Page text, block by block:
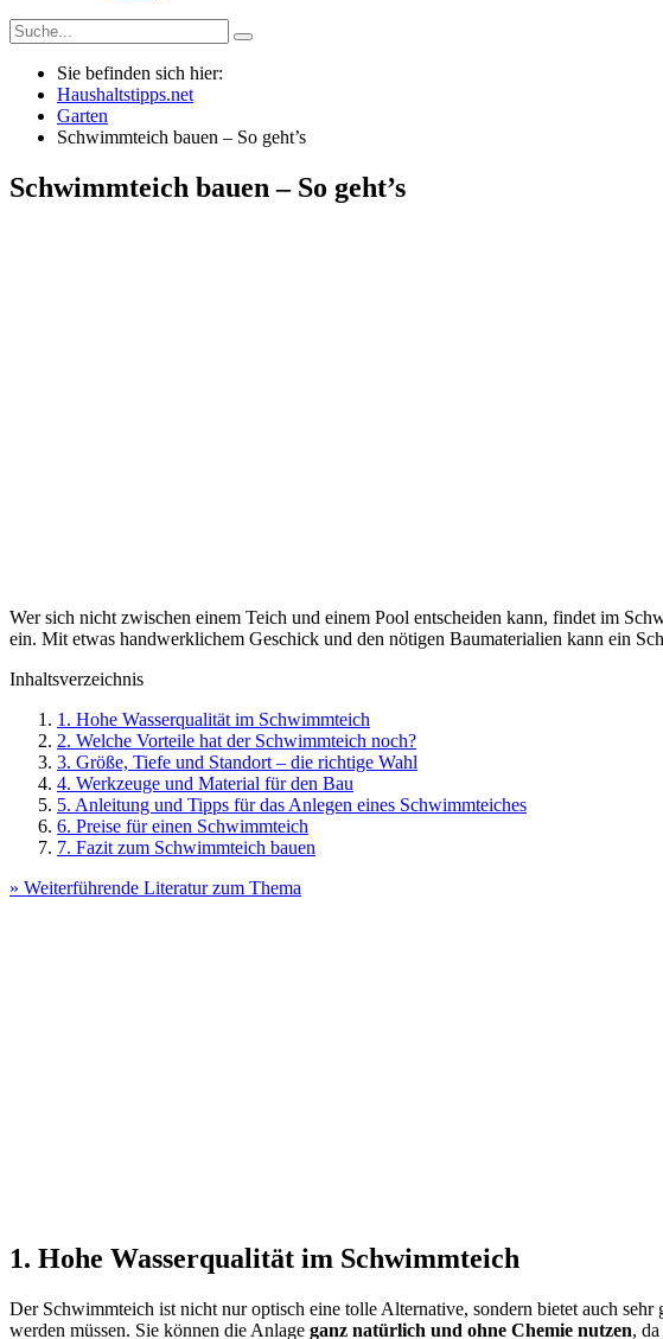
Sie befinden sich hier:
Haushaltstipps.net
Garten
Schwimmteich bauen – So geht’s
Schwimmteich bauen – So geht’s
Wer sich nicht zwischen einem Teich und einem Pool entscheiden kann, findet im
ein. Mit etwas handwerklichem Geschick und den nötigen Baumaterialien kann ein
Inhaltsverzeichnis
1. Hohe Wasserqualität im Schwimmteich
2. Welche Vorteile hat der Schwimmteich noch?
3. Größe, Tiefe und Standort – die richtige Wahl
4. Werkzeuge und Material für den Bau
5. Anleitung und Tipps für das Anlegen eines Schwimmteiches
6. Preise für einen Schwimmteich
7. Fazit zum Schwimmteich bauen
» Weiterführende Literatur zum Thema
1. Hohe Wasserqualität im Schwimmteich
Der Schwimmteich ist nicht nur optisch eine tolle Alternative, sondern bietet auch
werden müssen. Sie können die Anlage ganz natürlich und ohne Chemie nutzen,